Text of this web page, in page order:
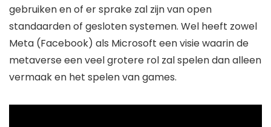
gebruiken en of er sprake zal zijn van open
standaarden of gesloten systemen. Wel heeft zowel
Meta (Facebook) als Microsoft een visie waarin de
metaverse een veel grotere rol zal spelen dan alleen
vermaak en het spelen van games.